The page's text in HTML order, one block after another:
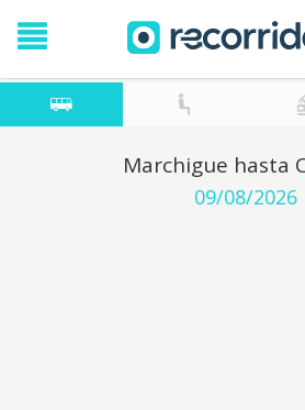
Marchigue hasta
09/08/2026